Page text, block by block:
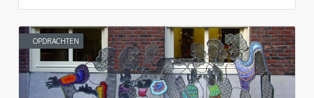
OPDRACHTEN